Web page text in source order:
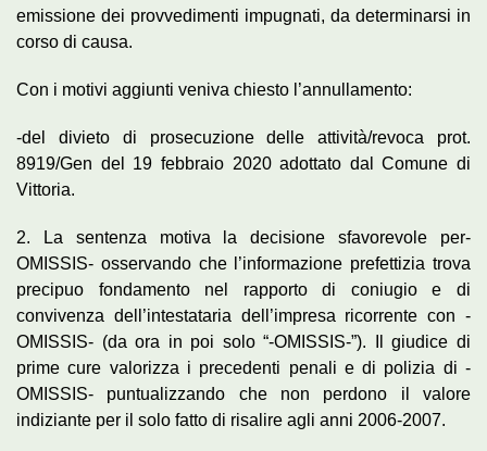
emissione dei provvedimenti impugnati, da determinarsi in
corso di causa.
Con i motivi aggiunti veniva chiesto l’annullamento:
-del divieto di prosecuzione delle attività/revoca prot.
8919/Gen del 19 febbraio 2020 adottato dal Comune di
Vittoria.
2. La sentenza motiva la decisione sfavorevole per-
OMISSIS- osservando che l’informazione prefettizia trova
precipuo fondamento nel rapporto di coniugio e di
convivenza dell’intestataria dell’impresa ricorrente con -
OMISSIS- (da ora in poi solo “-OMISSIS-”). Il giudice di
prime cure valorizza i precedenti penali e di polizia di -
OMISSIS- puntualizzando che non perdono il valore
indiziante per il solo fatto di risalire agli anni 2006-2007.